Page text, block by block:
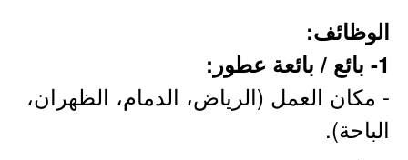
الوظائف:
1- بائع / بائعة عطور:
- مكان العمل (الرياض، الدمام، الظهران،
الباحة).